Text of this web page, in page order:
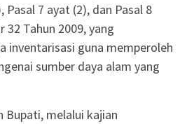
Pasal 7 ayat (2), dan Pasal 8
Tahun 2009, yang
inventarisasi guna memperoleh
sumber daya alam yang
Bupati, melalui kajian